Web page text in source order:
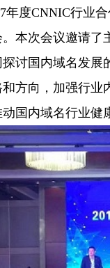
年度CNNIC行业
本次会议邀请了
讨国内域名发展
方向，加强行业
国内域名行业健